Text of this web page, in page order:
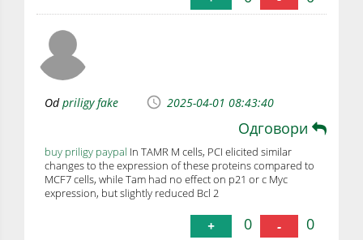
Odpriligy fake 2025-04-01 08:43:40
Одговори
buy priligy paypal In TAMR M cells, PCI elicited similar
changes to the expression of these proteins compared to
MCF7 cells, while Tam had no effect on p21 or c Myc
expression, but slightly reduced Bcl 2
+ 0 - 0